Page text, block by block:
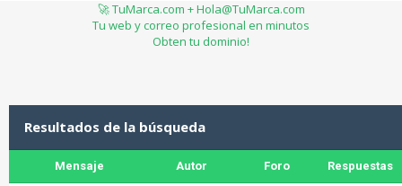
🚀 TuMarca.com + Hola@TuMarca.com
Tu web y correo profesional en minutos
Obten tu dominio!
Resultados de la búsqueda
Mensaje Autor Foro Respuestas